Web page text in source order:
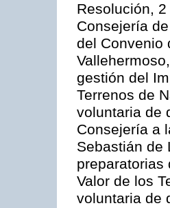
Resolución,
Consejería
del Convenio
gestión del
Terrenos de
voluntaria de
Consejería a
Sebastián de
preparatorias
Valor de los
voluntaria de